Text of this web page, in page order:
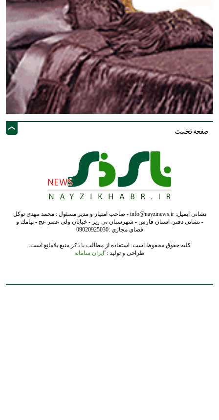
صفحه نخست
نشانی ایمیل: info@nayzinews.ir - صاحب امتیاز و مدیر مسئول : محمد مهدی توکل
- نشانی دفتر: استان فارس - شهرستان نی ریز - خیابان ولی عصر عج - پيامك و
فضاي مجازي :09020925030
کلیه حقوق محفوظ است. استفاده از مطالب با ذکر منبع بلامانع است.
طراحی و تولید :" ایران سامانه